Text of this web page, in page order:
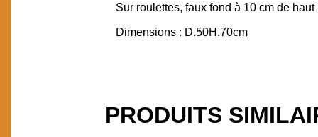
DESCRIPTION
Sur roulettes, faux fond à 10 cm de haut
Dimensions : D.50H.70cm
PRODUITS